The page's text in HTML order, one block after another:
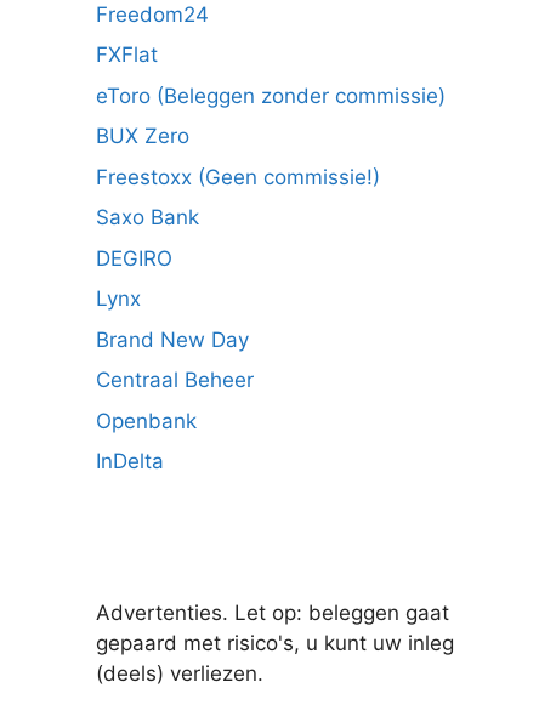
Freedom24
FXFlat
eToro (Beleggen zonder commissie)
BUX Zero
Freestoxx (Geen commissie!)
Saxo Bank
DEGIRO
Lynx
Brand New Day
Centraal Beheer
Openbank
InDelta
Advertenties. Let op: beleggen gaat
gepaard met risico's, u kunt uw inleg
(deels) verliezen.